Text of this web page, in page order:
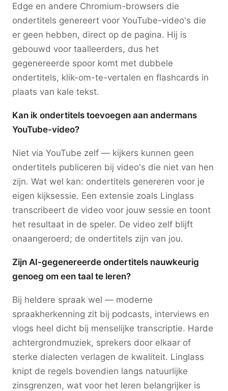
Edge en andere Chromium-browsers die
ondertitels genereert voor YouTube-video's die
er geen hebben, direct op de pagina. Hij is
gebouwd voor taalleerders, dus het
gegenereerde spoor komt met dubbele
ondertitels, klik-om-te-vertalen en flashcards in
plaats van kale tekst.
Kan ik ondertitels toevoegen aan andermans
YouTube-video?
Niet via YouTube zelf — kijkers kunnen geen
ondertitels publiceren bij video's die niet van hen
zijn. Wat wel kan: ondertitels genereren voor je
eigen kijksessie. Een extensie zoals Linglass
transcribeert de video voor jouw sessie en toont
het resultaat in de speler. De video zelf blijft
onaangeroerd; de ondertitels zijn van jou.
Zijn AI-gegenereerde ondertitels nauwkeurig
genoeg om een taal te leren?
Bij heldere spraak wel — moderne
spraakherkenning zit bij podcasts, interviews en
vlogs heel dicht bij menselijke transcriptie. Harde
achtergrondmuziek, sprekers door elkaar of
sterke dialecten verlagen de kwaliteit. Linglass
knipt de regels bovendien langs natuurlijke
zinsgrenzen, wat voor het leren belangrijker is